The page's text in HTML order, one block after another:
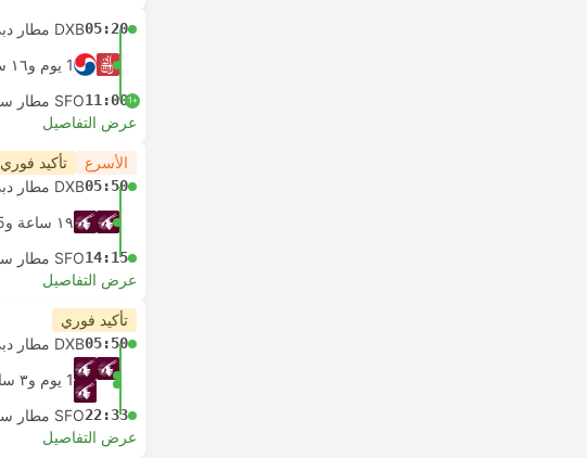
05:20DXB مطار دبي الدولي
+1
11:00SFO مطار سان فرانسيسكو
عرض التفاصيل
الأسرع تأكيد فوري
05:50DXB مطار دبي الدولي
١٩ ساعة و‫25 دقائق رحلة جوية+رحلة جوية.
14:15SFO مطار سان فرانسيسكو
عرض التفاصيل
تأكيد فوري
05:50DXB مطار دبي الدولي
22:33SFO مطار سان فرانسيسكو
عرض التفاصيل